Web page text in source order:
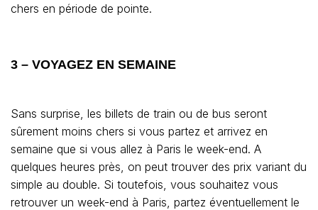
chers en période de pointe.
3 – VOYAGEZ EN SEMAINE
Sans surprise, les billets de train ou de bus seront
sûrement moins chers si vous partez et arrivez en
semaine que si vous allez à Paris le week-end. A
quelques heures près, on peut trouver des prix variant du
simple au double. Si toutefois, vous souhaitez vous
retrouver un week-end à Paris, partez éventuellement le